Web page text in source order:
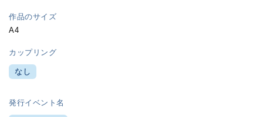
作品のサイズ
A4
カップリング
なし
発行イベント名